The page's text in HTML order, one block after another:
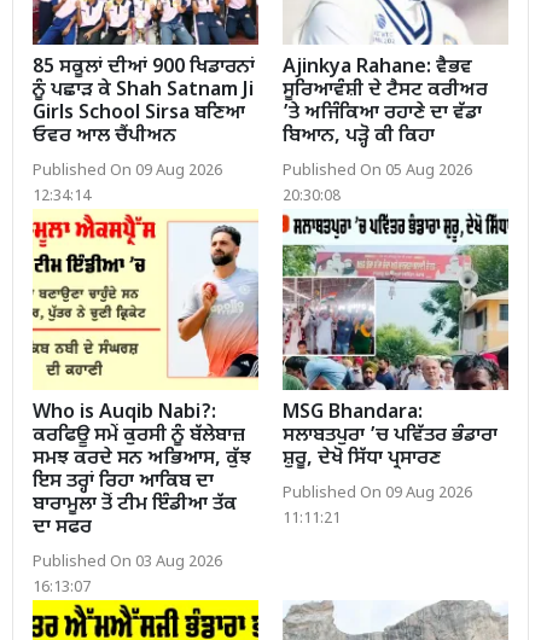
85 ਸਕੂਲਾਂ ਦੀਆਂ 900 ਖਿਡਾਰਨਾਂ
ਨੂੰ ਪਛਾੜ ਕੇ Shah Satnam Ji
Girls School Sirsa ਬਣਿਆ
ਓਵਰ ਆਲ ਚੈਂਪੀਅਨ
Published On 09 Aug 2026
12:34:14
Ajinkya Rahane: ਵੈਭਵ
ਸੂਰਿਆਵੰਸ਼ੀ ਦੇ ਟੈਸਟ ਕਰੀਅਰ
’ਤੇ ਅਜਿੰਕਿਆ ਰਹਾਣੇ ਦਾ ਵੱਡਾ
ਬਿਆਨ, ਪੜ੍ਹੋ ਕੀ ਕਿਹਾ
Published On 05 Aug 2026
20:30:08
Who is Auqib Nabi?:
ਕਰਫਿਊ ਸਮੇਂ ਕੁਰਸੀ ਨੂੰ ਬੱਲੇਬਾਜ਼
ਸਮਝ ਕਰਦੇ ਸਨ ਅਭਿਆਸ, ਕੁੱਝ
ਇਸ ਤਰ੍ਹਾਂ ਰਿਹਾ ਆਕਿਬ ਦਾ
ਬਾਰਾਮੂਲਾ ਤੋਂ ਟੀਮ ਇੰਡੀਆ ਤੱਕ
ਦਾ ਸਫਰ
Published On 03 Aug 2026
16:13:07
MSG Bhandara:
ਸਲਾਬਤਪੁਰਾ ’ਚ ਪਵਿੱਤਰ ਭੰਡਾਰਾ
ਸ਼ੁਰੂ, ਦੇਖੋ ਸਿੱਧਾ ਪ੍ਰਸਾਰਣ
Published On 09 Aug 2026
11:11:21